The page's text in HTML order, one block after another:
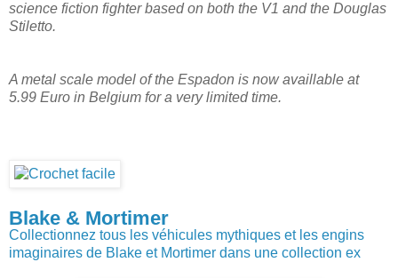
science fiction fighter based on both the V1 and the Douglas
Stiletto.
A metal scale model of the Espadon is now availlable at
5.99 Euro in Belgium for a very limited time.
Blake & Mortimer
Collectionnez tous les véhicules mythiques et les engins
imaginaires de Blake et Mortimer dans une collection ex